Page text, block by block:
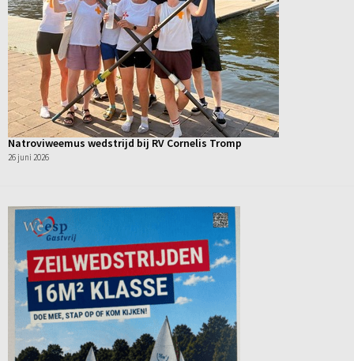
Natroviweemus wedstrijd bij RV Cornelis Tromp
26 juni 2026